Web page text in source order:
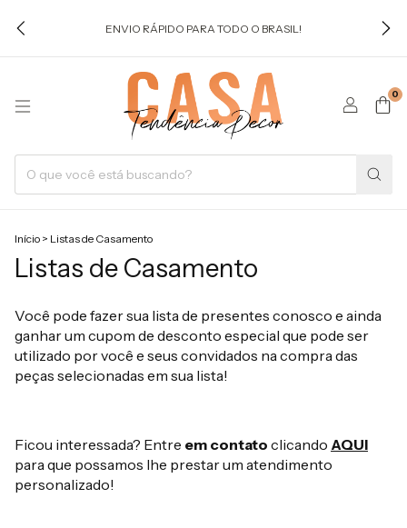
ENVIO RÁPIDO PARA TODO O BRASIL!
0
Início > Listas de Casamento
Listas de Casamento
Você pode fazer sua lista de presentes conosco e ainda
ganhar um cupom de desconto especial que pode ser
utilizado por você e seus convidados na compra das
peças selecionadas em sua lista!
Ficou interessada? Entre em contato clicando AQUI
para que possamos lhe prestar um atendimento
personalizado!